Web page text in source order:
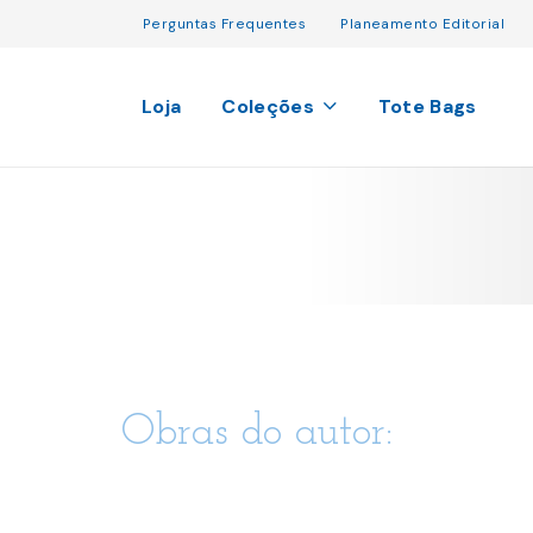
Perguntas Frequentes Planeamento Editorial
Loja Coleções Tote Bags
Obras do autor: